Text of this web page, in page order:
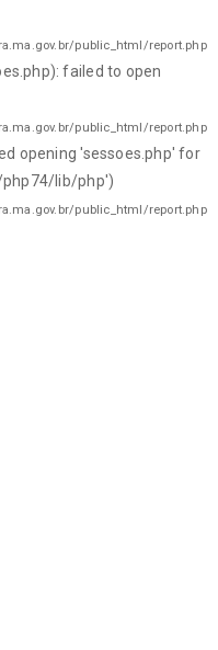
public_html/report.php
failed to open
public_html/report.php
opening 'sessoes.php' for
lib/php')
public_html/report.php